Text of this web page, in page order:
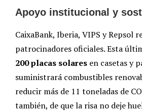
Apoyo institucional y
CaixaBank, Iberia, VIPS y Repsol
patrocinadores oficiales. Esta
200 placas solares en casetas y
suministrará combustibles
reducir más de 11 toneladas de
también, de que la risa no deje